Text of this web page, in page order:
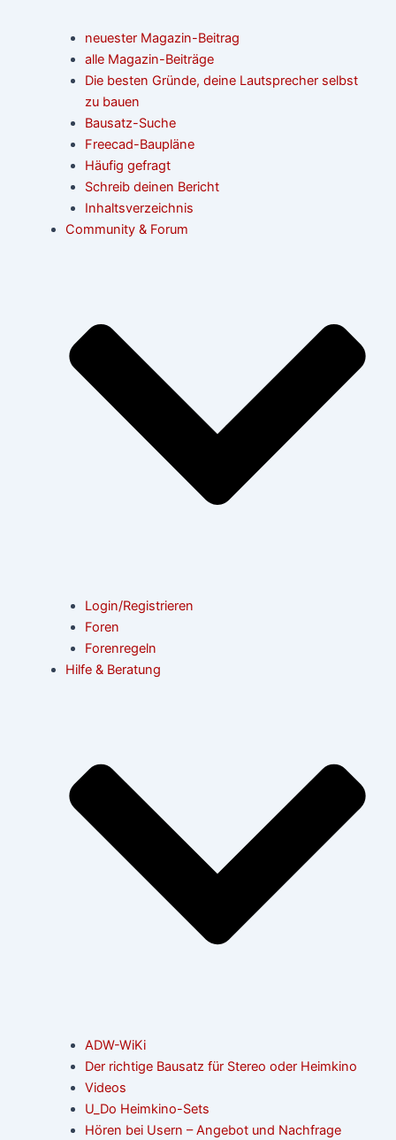
neuester Magazin-Beitrag
alle Magazin-Beiträge
Die besten Gründe, deine Lautsprecher selbst
zu bauen
Bausatz-Suche
Freecad-Baupläne
Häufig gefragt
Schreib deinen Bericht
Inhaltsverzeichnis
Community & Forum
Login/Registrieren
Foren
Forenregeln
Hilfe & Beratung
ADW-WiKi
Der richtige Bausatz für Stereo oder Heimkino
Videos
U_Do Heimkino-Sets
Hören bei Usern – Angebot und Nachfrage